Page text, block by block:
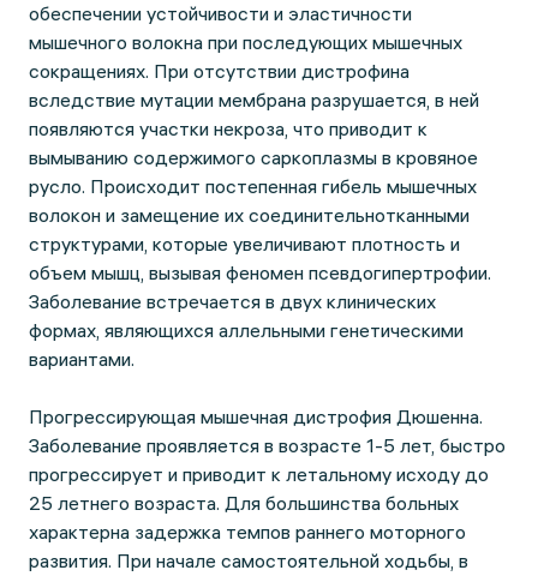
обеспечении устойчивости и эластичности
мышечного волокна при последующих мышечных
сокращениях. При отсутствии дистрофина
вследствие мутации мембрана разрушается, в ней
появляются участки некроза, что приводит к
вымыванию содержимого саркоплазмы в кровяное
русло. Происходит постепенная гибель мышечных
волокон и замещение их соединительнотканными
структурами, которые увеличивают плотность и
объем мышц, вызывая феномен псевдогипертрофии.
Заболевание встречается в двух клинических
формах, являющихся аллельными генетическими
вариантами.
Прогрессирующая мышечная дистрофия Дюшенна.
Заболевание проявляется в возрасте 1-5 лет, быстро
прогрессирует и приводит к летальному исходу до
25 летнего возраста. Для большинства больных
характерна задержка темпов раннего моторного
развития. При начале самостоятельной ходьбы, в